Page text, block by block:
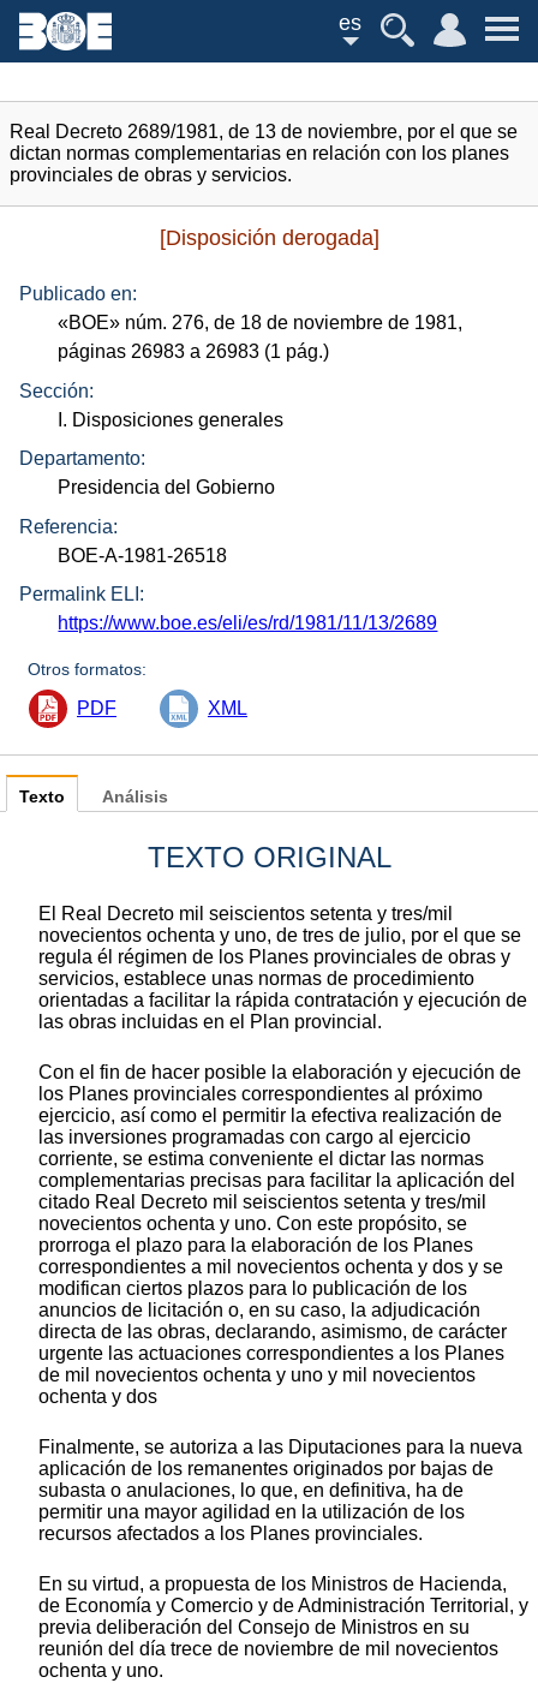
es
Real Decreto 2689/1981, de 13 de noviembre, por el que se
dictan normas complementarias en relación con los planes
provinciales de obras y servicios.
[Disposición derogada]
Publicado en:
«BOE» núm. 276, de 18 de noviembre de 1981,
páginas 26983 a 26983 (1 pág.)
Sección:
I. Disposiciones generales
Departamento:
Presidencia del Gobierno
Referencia:
BOE-A-1981-26518
Permalink ELI:
https://www.boe.es/eli/es/rd/1981/11/13/2689
Otros formatos:
PDF XML
Texto
TEXTO ORIGINAL
El Real Decreto mil seiscientos setenta y tres/mil
novecientos ochenta y uno, de tres de julio, por el que se
regula él régimen de los Planes provinciales de obras y
servicios, establece unas normas de procedimiento
orientadas a facilitar la rápida contratación y ejecución de
las obras incluidas en el Plan provincial.
Con el fin de hacer posible la elaboración y ejecución de
los Planes provinciales correspondientes al próximo
ejercicio, así como el permitir la efectiva realización de
las inversiones programadas con cargo al ejercicio
corriente, se estima conveniente el dictar las normas
complementarias precisas para facilitar la aplicación del
citado Real Decreto mil seiscientos setenta y tres/mil
novecientos ochenta y uno. Con este propósito, se
prorroga el plazo para la elaboración de los Planes
correspondientes a mil novecientos ochenta y dos y se
modifican ciertos plazos para lo publicación de los
anuncios de licitación o, en su caso, la adjudicación
directa de las obras, declarando, asimismo, de carácter
urgente las actuaciones correspondientes a los Planes
de mil novecientos ochenta y uno y mil novecientos
ochenta y dos
Finalmente, se autoriza a las Diputaciones para la nueva
aplicación de los remanentes originados por bajas de
subasta o anulaciones, lo que, en definitiva, ha de
permitir una mayor agilidad en la utilización de los
recursos afectados a los Planes provinciales.
En su virtud, a propuesta de los Ministros de Hacienda,
de Economía y Comercio y de Administración Territorial, y
previa deliberación del Consejo de Ministros en su
reunión del día trece de noviembre de mil novecientos
ochenta y uno.
Análisis